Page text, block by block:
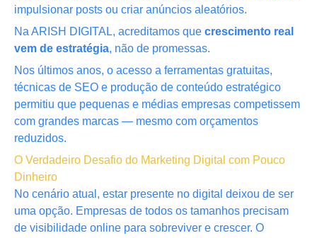
impulsionar posts ou criar anúncios aleatórios.
Na ARISH DIGITAL, acreditamos que crescimento real
vem de estratégia, não de promessas.
Nos últimos anos, o acesso a ferramentas gratuitas,
técnicas de SEO e produção de conteúdo estratégico
permitiu que pequenas e médias empresas competissem
com grandes marcas — mesmo com orçamentos
reduzidos.
O Verdadeiro Desafio do Marketing Digital com Pouco
Dinheiro
No cenário atual, estar presente no digital deixou de ser
uma opção. Empresas de todos os tamanhos precisam
de visibilidade online para sobreviver e crescer. O